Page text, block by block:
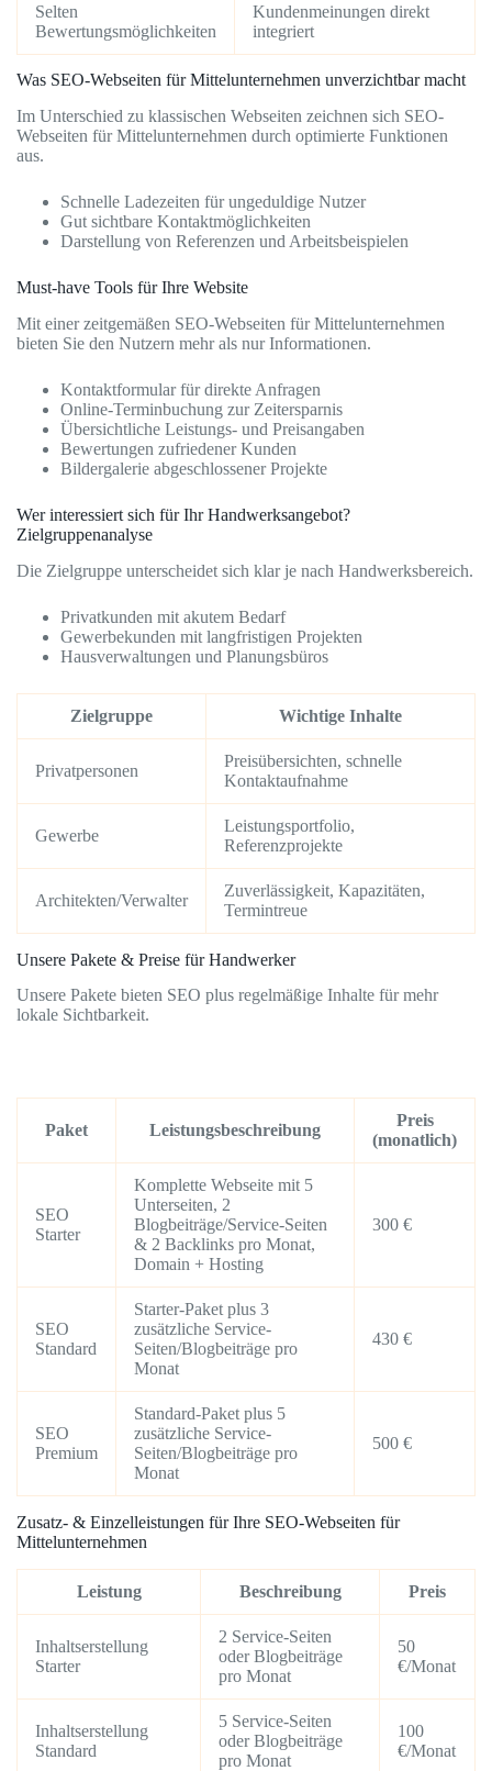
Selten
Bewertungsmöglichkeiten
Kundenmeinungen direkt
integriert
Was SEO-Webseiten für Mittelunternehmen unverzichtbar macht
Im Unterschied zu klassischen Webseiten zeichnen sich SEO-
Webseiten für Mittelunternehmen durch optimierte Funktionen
aus.
Schnelle Ladezeiten für ungeduldige Nutzer
Gut sichtbare Kontaktmöglichkeiten
Darstellung von Referenzen und Arbeitsbeispielen
Must-have Tools für Ihre Website
Mit einer zeitgemäßen SEO-Webseiten für Mittelunternehmen
bieten Sie den Nutzern mehr als nur Informationen.
Kontaktformular für direkte Anfragen
Online-Terminbuchung zur Zeitersparnis
Übersichtliche Leistungs- und Preisangaben
Bewertungen zufriedener Kunden
Bildergalerie abgeschlossener Projekte
Wer interessiert sich für Ihr Handwerksangebot?
Zielgruppenanalyse
Die Zielgruppe unterscheidet sich klar je nach Handwerksbereich.
Privatkunden mit akutem Bedarf
Gewerbekunden mit langfristigen Projekten
Hausverwaltungen und Planungsbüros
Zielgruppe Wichtige Inhalte
Privatpersonen
Preisübersichten, schnelle
Kontaktaufnahme
Gewerbe
Leistungsportfolio,
Referenzprojekte
Architekten/Verwalter
Zuverlässigkeit, Kapazitäten,
Termintreue
Unsere Pakete & Preise für Handwerker
Unsere Pakete bieten SEO plus regelmäßige Inhalte für mehr
lokale Sichtbarkeit.
Paket Leistungsbeschreibung
Preis
(monatlich)
SEO
Starter
Komplette Webseite mit 5
Unterseiten, 2
Blogbeiträge/Service-Seiten
& 2 Backlinks pro Monat,
Domain + Hosting
300 €
SEO
Standard
Starter-Paket plus 3
zusätzliche Service-
Seiten/Blogbeiträge pro
Monat
430 €
SEO
Premium
Standard-Paket plus 5
zusätzliche Service-
Seiten/Blogbeiträge pro
Monat
500 €
Zusatz- & Einzelleistungen für Ihre SEO-Webseiten für
Mittelunternehmen
Leistung Beschreibung Preis
Inhaltserstellung
Starter
2 Service-Seiten
oder Blogbeiträge
pro Monat
50
€/Monat
Inhaltserstellung
Standard
5 Service-Seiten
oder Blogbeiträge
pro Monat
100
€/Monat